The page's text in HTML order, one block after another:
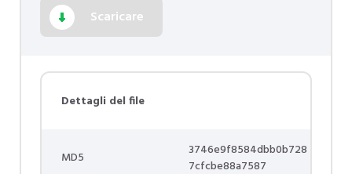
Scaricare
Dettagli del file
MD5
3746e9f8584dbb0b728
7cfcbe88a7587